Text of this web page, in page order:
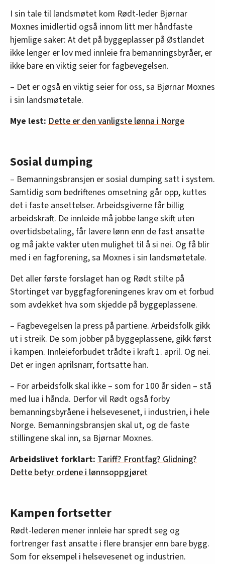
I sin tale til landsmøtet kom Rødt-leder Bjørnar
Moxnes imidlertid også innom litt mer håndfaste
hjemlige saker: At det på byggeplasser på Østlandet
ikke lenger er lov med innleie fra bemanningsbyråer, er
ikke bare en viktig seier for fagbevegelsen.
– Det er også en viktig seier for oss, sa Bjørnar Moxnes
i sin landsmøtetale.
Mye lest: Dette er den vanligste lønna i Norge
Sosial dumping
– Bemanningsbransjen er sosial dumping satt i system.
Samtidig som bedriftenes omsetning går opp, kuttes
det i faste ansettelser. Arbeidsgiverne får billig
arbeidskraft. De innleide må jobbe lange skift uten
overtidsbetaling, får lavere lønn enn de fast ansatte
og må jakte vakter uten mulighet til å si nei. Og få blir
med i en fagforening, sa Moxnes i sin landsmøtetale.
Det aller første forslaget han og Rødt stilte på
Stortinget var byggfagforeningenes krav om et forbud
som avdekket hva som skjedde på byggeplassene.
– Fagbevegelsen la press på partiene. Arbeidsfolk gikk
ut i streik. De som jobber på byggeplassene, gikk først
i kampen. Innleieforbudet trådte i kraft 1. april. Og nei.
Det er ingen aprilsnarr, fortsatte han.
– For arbeidsfolk skal ikke – som for 100 år siden – stå
med lua i hånda. Derfor vil Rødt også forby
bemanningsbyråene i helsevesenet, i industrien, i hele
Norge. Bemanningsbransjen skal ut, og de faste
stillingene skal inn, sa Bjørnar Moxnes.
Arbeidslivet forklart: Tariff? Frontfag? Glidning?
Dette betyr ordene i lønnsoppgjøret
Kampen fortsetter
Rødt-lederen mener innleie har spredt seg og
fortrenger fast ansatte i flere bransjer enn bare bygg.
Som for eksempel i helsevesenet og industrien.